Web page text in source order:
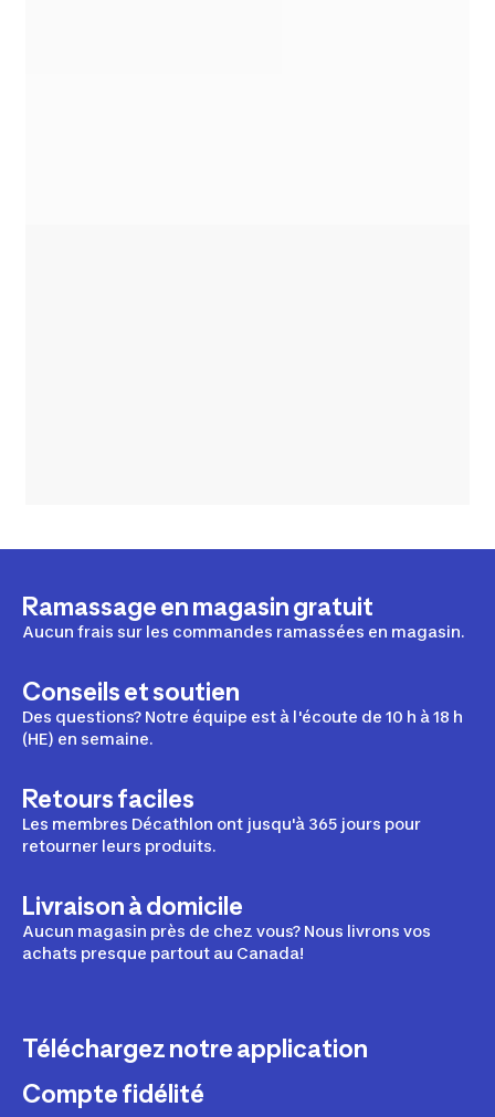
Ramassage en magasin gratuit
Aucun frais sur les commandes ramassées en magasin.
Conseils et soutien
Des questions? Notre équipe est à l'écoute de 10 h à 18 h
(HE) en semaine.
Retours faciles
Les membres Décathlon ont jusqu'à 365 jours pour
retourner leurs produits.
Livraison à domicile
Aucun magasin près de chez vous? Nous livrons vos
achats presque partout au Canada!
Téléchargez notre application
Compte fidélité